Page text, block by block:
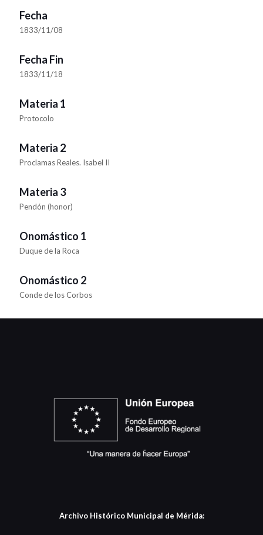
Fecha
1833/11/08
Fecha Fin
1833/11/18
Materia 1
Protocolo
Materia 2
Proclamas Reales. Isabel II
Materia 3
Pendón (honor)
Onomástico 1
Duque de la Roca
Onomástico 2
Conde de los Corbos
Archivo Histórico Municipal de Mérida: